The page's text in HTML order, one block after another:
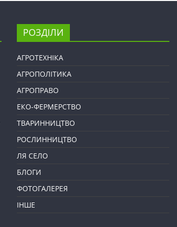
РОЗДІЛИ
АГРОТЕХНІКА
АГРОПОЛІТИКА
АГРОПРАВО
ЕКО-ФЕРМЕРСТВО
ТВАРИННИЦТВО
РОСЛИННИЦТВО
ЛЯ СЕЛО
БЛОГИ
ФОТОГАЛЕРЕЯ
ІНШЕ